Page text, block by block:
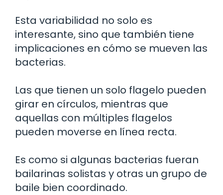
Esta variabilidad no solo es
interesante, sino que también tiene
implicaciones en cómo se mueven las
bacterias.
Las que tienen un solo flagelo pueden
girar en círculos, mientras que
aquellas con múltiples flagelos
pueden moverse en línea recta.
Es como si algunas bacterias fueran
bailarinas solistas y otras un grupo de
baile bien coordinado.